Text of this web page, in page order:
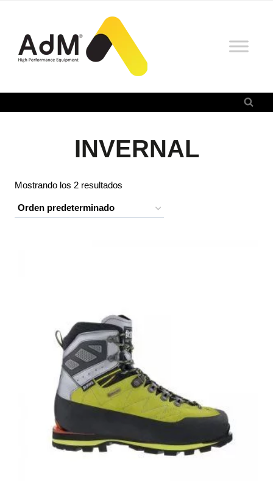
contenido
INVERNAL
Mostrando los 2 resultados